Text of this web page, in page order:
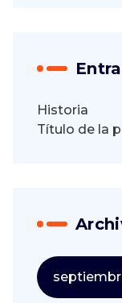
Historia
Título de la